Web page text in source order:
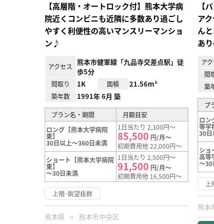
【高層階・オートロック付】熊本大学病
院近くコンビニも近隣に多数あり過ごし
やすく利便性の高いマンスリーマンショ
ン♪
アクセス
熊本市健軍線「九品寺交差点駅」徒
歩5分
間取り 1K 面積 21.56m²
築年数 1991年 6月 築
プラン名・期間
月額目安
ロング【熊本大学病院
東】
30日以上～360日未満
1日当たり 2,300円～
85,500 円/月～
初期費用他 22,000円～
ショート【熊本大学病院
東】
～30日未満
1日当たり 2,500円～
91,500 円/月～
初期費用他 16,500円～
上階･眺望抜群
熊本県 熊本市中央区
【
ア
ん
あ
ア
間
築
プ
ロン
等学
30
ショ
高等
～30
熊本